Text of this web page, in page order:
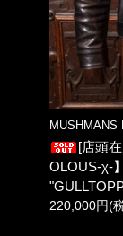
MUSHMANS
[店頭
OLOUS-χ-
220,000円(